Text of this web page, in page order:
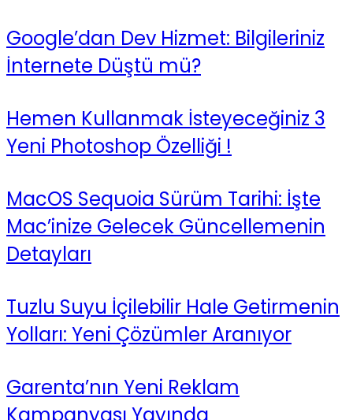
Google’dan Dev Hizmet: Bilgileriniz
İnternete Düştü mü?
Hemen Kullanmak İsteyeceğiniz 3
Yeni Photoshop Özelliği !
MacOS Sequoia Sürüm Tarihi: İşte
Mac’inize Gelecek Güncellemenin
Detayları
Tuzlu Suyu İçilebilir Hale Getirmenin
Yolları: Yeni Çözümler Aranıyor
Garenta’nın Yeni Reklam